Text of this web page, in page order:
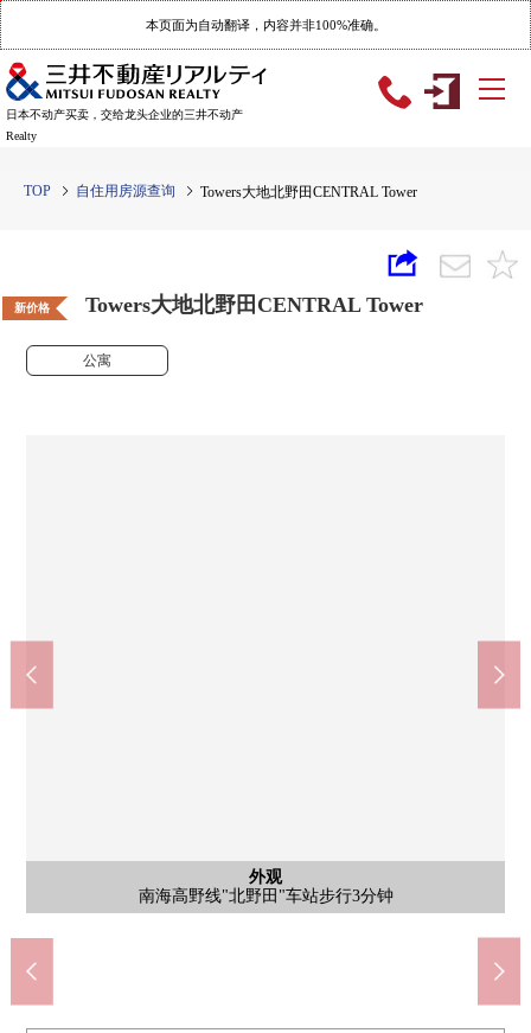
本页面为自动翻译，内容并非100%准确。
日本不动产买卖，交给龙头企业的三井不动产
Realty
TOP 自住用房源查询 Towers大地北野田CENTRAL Tower
新价格 Towers大地北野田CENTRAL Tower
公寓
外观
南海高野线"北野田"车站步行3分钟
外观
南海高野线"北野田"车站步行3分钟
入口
入口
停车场
停车场
其他
自行车停放处
其他
自行车停放处
停车场
停车场
其他
智能快递柜
其他
受到邮件
外观
南海高野线"北野田"车站步行3分钟
外观
南海高野线"北野田"车站步行3分钟
客厅
阳台
客厅
客厅
西式房间
客厅
西式房间
客厅
客厅
收纳
客厅
客厅
厨房
厨房
厕所
厕所
北野田站(南海高野线)(约230m)
步行3分钟。
Vert Hill北野田(约240m)
步行3分钟。
堺市立登美山冈中学(约1370m)
步行18分钟。